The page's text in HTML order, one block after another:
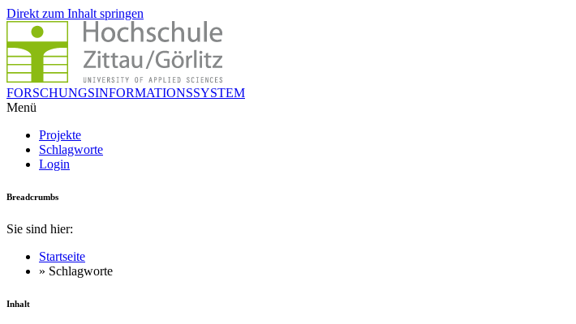
Direkt zum Inhalt springen
FORSCHUNGSINFORMATIONSSYSTEM
Menü
Projekte
Schlagworte
Login
Breadcrumbs
Sie sind hier:
Startseite
» Schlagworte
Inhalt